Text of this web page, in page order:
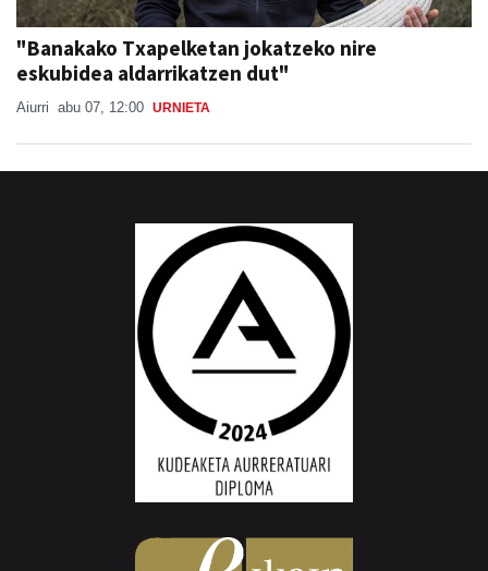
"Banakako Txapelketan jokatzeko nire
eskubidea aldarrikatzen dut"
Aiurri abu 07, 12:00 URNIETA